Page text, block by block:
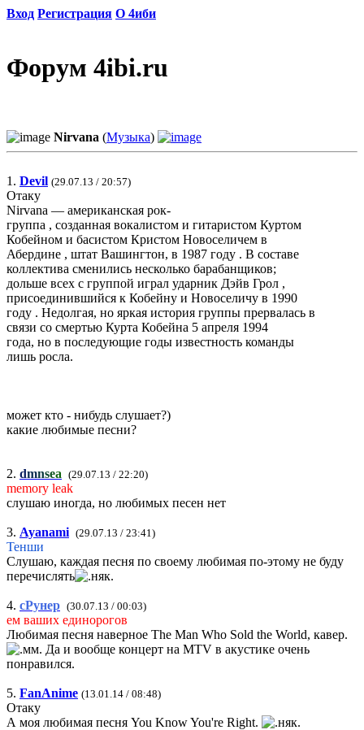
Вход Регистрация О 4иби
Форум 4ibi.ru
Nirvana (Музыка)
1. Devil (29.07.13 / 20:57)
Отаку
Nirvana — американская рок-
группа , созданная вокалистом и гитаристом Куртом
Кобейном и басистом Кристом Новоселичем в
Абердине , штат Вашингтон, в 1987 году . В составе
коллектива сменились несколько барабанщиков;
дольше всех с группой играл ударник Дэйв Грол ,
присоединившийся к Кобейну и Новоселичу в 1990
году . Недолгая, но яркая история группы прервалась в
связи со смертью Курта Кобейна 5 апреля 1994
года, но в последующие годы известность команды
лишь росла.
может кто - нибудь слушает?)
какие любимые песни?
2. dmnsea (29.07.13 / 22:20)
memory leak
слушаю иногда, но любимых песен нет
3. Ayanami (29.07.13 / 23:41)
Тенши
Слушаю, каждая песня по своему любимая по-этому не буду
перечислять
4. сРунер (30.07.13 / 00:03)
ем ваших единорогов
Любимая песня наверное The Man Who Sold the World, кавер.
Да и вообще концерт на МТV в акустике очень
понравился.
5. FanAnime (13.01.14 / 08:48)
Отаку
А моя любимая песня You Know You're Right.